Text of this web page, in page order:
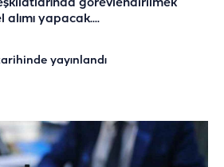
görevlendirilmek
yapacak....
yayınlandı